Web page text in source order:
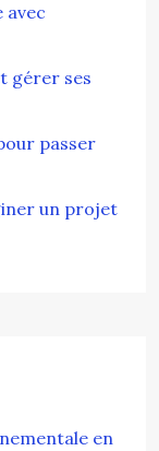
avec
gérer ses
passer
un projet
en